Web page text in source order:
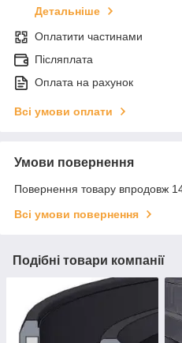
Детальніше
Оплатити частинами
Післяплата
Оплата на рахунок
Всі умови оплати
Умови повернення
Повернення товару впродовж
Всі умови повернення
Подібні товари компанії